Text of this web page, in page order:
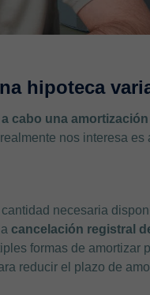
hipoteca
cabo una
nos interesa
necesaria
cancelación registral
formas de amortizar
reducir el plazo de